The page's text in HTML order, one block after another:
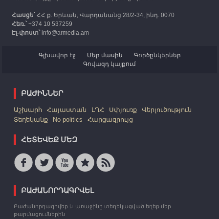
Հասցե՝ՀՀ ք. Երևան, Վարդանանց 28/2-34, ինդ. 0070
Հեռ.՝+374 10 537259
Էլ-փոստ՝info@armedia.am
Գլխավոր էջ Մեր մասին
Գործընկերներ
Գովազդ կայքում
ԲԱԺԻՆՆԵՐ
Աշխարհ Հայաստան ԼՂՀ Սփյուռք
Վերլուծություն
Տեղեկանք
No-politics Հարցազրույց
ՀԵՏԵՎԵՔ ՄԵԶ
ԲԱԺԱՆՈՐԴԱԳՐՎԵԼ
Բաժանորդագրվեք և առաջինը տեղեկացված եղեք մեր
թարմացումներին